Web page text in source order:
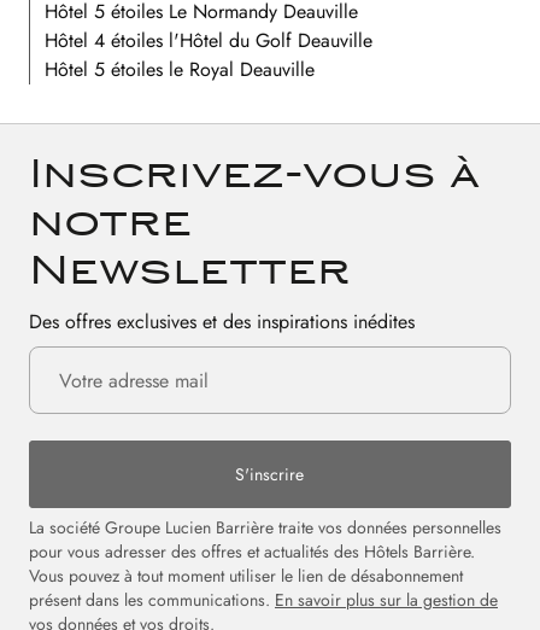
Hôtel 5 étoiles Le Normandy Deauville
Hôtel 4 étoiles l'Hôtel du Golf Deauville
Hôtel 5 étoiles le Royal Deauville
Inscrivez-vous à
notre
Newsletter
Des offres exclusives et des inspirations inédites
S'inscrire
La société Groupe Lucien Barrière traite vos données personnelles
pour vous adresser des offres et actualités des Hôtels Barrière.
Vous pouvez à tout moment utiliser le lien de désabonnement
présent dans les communications. En savoir plus sur la gestion de
vos données et vos droits.